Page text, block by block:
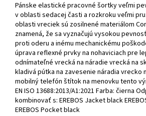
Pánske elastické pracovné šortky veľmi
v oblasti sedacej časti a rozkroku veľmi
oblasti vreciek sú zosilnené materiálom
znamená, že sa vyznačujú vysokou
proti oderu a inému mechanickému
úprava reflexné prvky na nohaviciach pre
odnímateľné vrecká na náradie vrecká na
kladivá pútka na zavesenie náradia vrecko
mobilný telefón štítok na menovku tento
EN ISO 13688:2013/A1:2021 Farba: čierna
kombinovať s: EREBOS Jacket black
EREBOS Pocket black